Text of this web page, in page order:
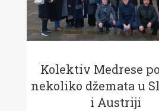
Kolektiv Medrese
nekoliko džemata u
i Austriji